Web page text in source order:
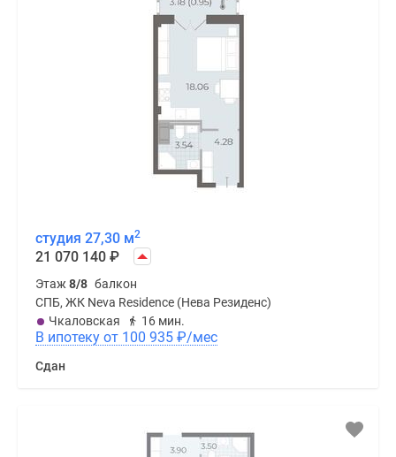
студия 27,30 м2
21 070 140 ₽
Этаж8/8 балкон
СПБ, ЖК Neva Residence (Нева Резиденс)
Чкаловская
16 мин.
В ипотеку от 100 935 ₽/мес
Сдан